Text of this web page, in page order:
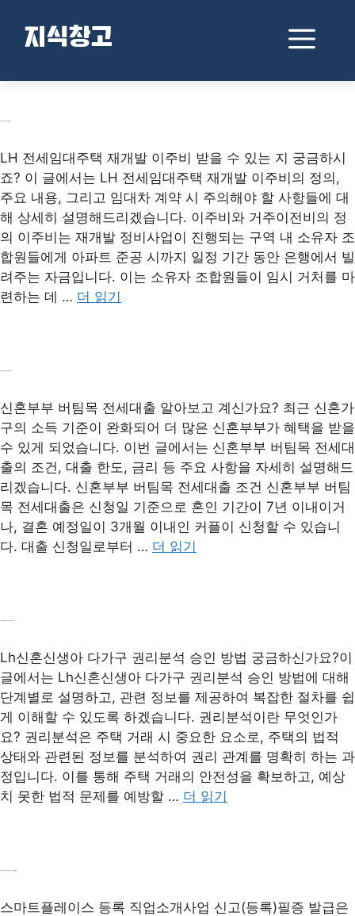
지식창고
메
뉴
LH 전세임대주택 재개발 이주비 받을 수 있는 지 궁금하시
죠? 이 글에서는 LH 전세임대주택 재개발 이주비의 정의,
주요 내용, 그리고 임대차 계약 시 주의해야 할 사항들에 대
해 상세히 설명해드리겠습니다. 이주비와 거주이전비의 정
의 이주비는 재개발 정비사업이 진행되는 구역 내 소유자 조
합원들에게 아파트 준공 시까지 일정 기간 동안 은행에서 빌
려주는 자금입니다. 이는 소유자 조합원들이 임시 거처를 마
련하는 데 … 더 읽기
신혼부부 버팀목 전세대출 알아보고 계신가요? 최근 신혼가
구의 소득 기준이 완화되어 더 많은 신혼부부가 혜택을 받을
수 있게 되었습니다. 이번 글에서는 신혼부부 버팀목 전세대
출의 조건, 대출 한도, 금리 등 주요 사항을 자세히 설명해드
리겠습니다. 신혼부부 버팀목 전세대출 조건 신혼부부 버팀
목 전세대출은 신청일 기준으로 혼인 기간이 7년 이내이거
나, 결혼 예정일이 3개월 이내인 커플이 신청할 수 있습니
다. 대출 신청일로부터 … 더 읽기
Lh신혼신생아 다가구 권리분석 승인 방법 궁금하신가요?이
글에서는 Lh신혼신생아 다가구 권리분석 승인 방법에 대해
단계별로 설명하고, 관련 정보를 제공하여 복잡한 절차를 쉽
게 이해할 수 있도록 하겠습니다. 권리분석이란 무엇인가
요? 권리분석은 주택 거래 시 중요한 요소로, 주택의 법적
상태와 관련된 정보를 분석하여 권리 관계를 명확히 하는 과
정입니다. 이를 통해 주택 거래의 안전성을 확보하고, 예상
치 못한 법적 문제를 예방할 … 더 읽기
스마트플레이스 등록 직업소개사업 신고(등록)필증 발급은